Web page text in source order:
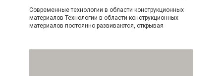
Современные технологии в области конструкционных
материалов Технологии в области конструкционных
материалов постоянно развиваются, открывая